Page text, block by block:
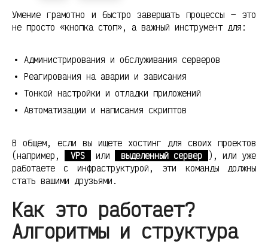
Умение грамотно и быстро завершать процессы — это
не просто «кнопка стоп», а важный инструмент для:
Администрирования и обслуживания серверов
Реагирования на аварии и зависания
Тонкой настройки и отладки приложений
Автоматизации и написания скриптов
В общем, если вы ищете хостинг для своих проектов
(например,
VPS или выделенный сервер
), или уже
работаете с инфраструктурой, эти команды должны
стать вашими друзьями.
Как это работает?
Алгоритмы и структура